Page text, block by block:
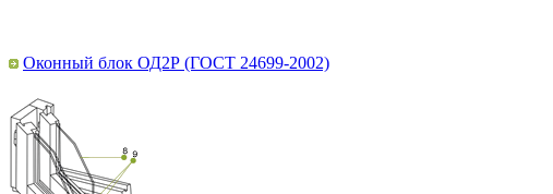
Оконный блок ОД2Р (ГОСТ 24699-2002)